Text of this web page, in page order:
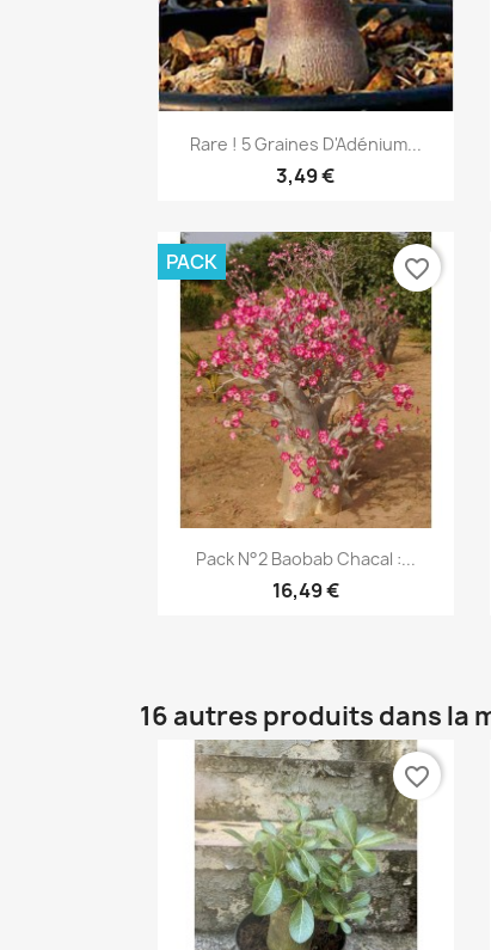
Aperçu rapide
Rare ! 5 Graines D'Adénium...
3,49 €
Aperçu rapide
Pack N°2 Baobab Chacal :...
16,49 €
PACK favorite_border
16 autres produits dans la
favorite_border